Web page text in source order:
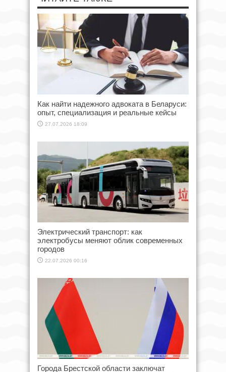
Как найти надежного адвоката в Беларуси:
опыт, специализация и реальные кейсы
27.07.2026 18:09
Электрический транспорт: как
электробусы меняют облик современных
городов
22.07.2026 00:16
Города Брестской области заключат